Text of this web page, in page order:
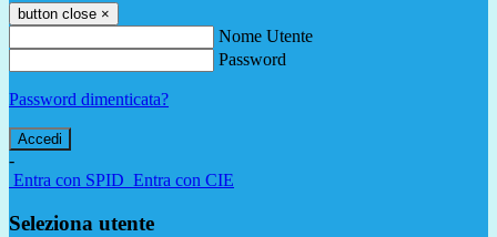
button close ×
Nome Utente
Password
Password dimenticata?
-
Entra con SPID Entra con CIE
Seleziona utente